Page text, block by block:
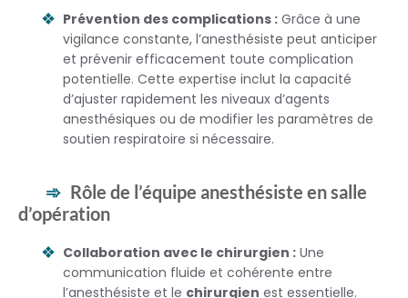
Prévention des complications : Grâce à une
vigilance constante, l’anesthésiste peut anticiper
et prévenir efficacement toute complication
potentielle. Cette expertise inclut la capacité
d’ajuster rapidement les niveaux d’agents
anesthésiques ou de modifier les paramètres de
soutien respiratoire si nécessaire.
Rôle de l’équipe anesthésiste en salle
d’opération
Collaboration avec le chirurgien : Une
communication fluide et cohérente entre
l’anesthésiste et le chirurgien est essentielle.